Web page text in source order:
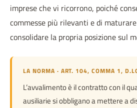
imprese che vi ricorrono, poiché
commesse più rilevanti e di
consolidare la propria posizione sul
LA NORMA · ART. 104, COMMA 1,
L’avvalimento è il contratto con il
ausiliarie si obbligano a mettere a